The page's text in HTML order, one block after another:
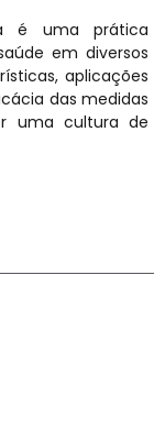
é uma prática
em diversos
aplicações
das medidas
uma cultura de